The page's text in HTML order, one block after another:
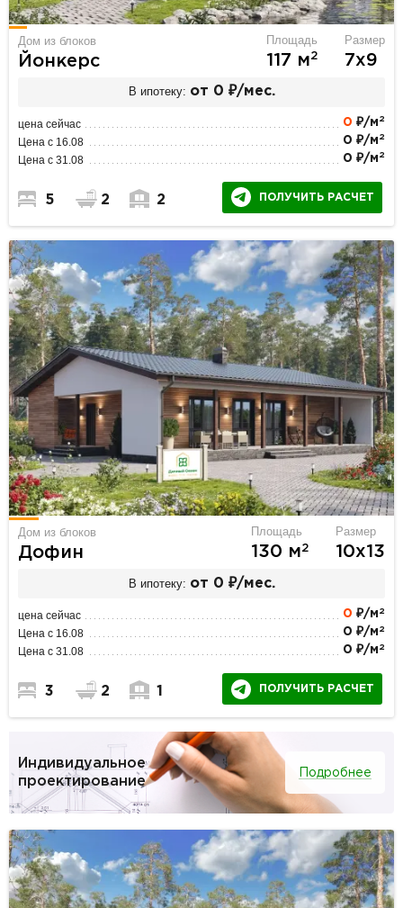
Дом из блоков
Йонкерс
Площадь
117 м2
Размер
7х9
В ипотеку: от 0 ₽/мес.
цена сейчас 0 ₽/м 2
Цена с 16.08 0 ₽/м 2
Цена с 31.08 0 ₽/м 2
5 2 2 ПОЛУЧИТЬ РАСЧЕТ
Дом из блоков
Дофин
Площадь
130 м2
Размер
10х13
В ипотеку: от 0 ₽/мес.
цена сейчас 0 ₽/м 2
Цена с 16.08 0 ₽/м 2
Цена с 31.08 0 ₽/м 2
3 2 1 ПОЛУЧИТЬ РАСЧЕТ
Индивидуальное
проектирование
Подробнее